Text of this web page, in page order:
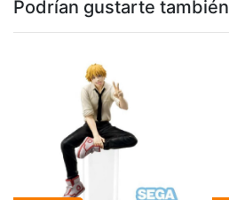
Podrían gustarte